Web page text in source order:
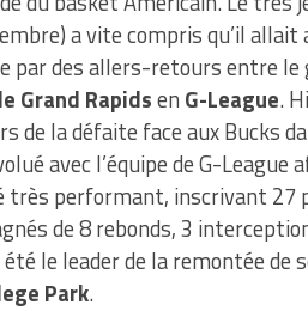
a vite compris qu’il
des allers-retours entre le
Grand Rapidsen G-League.
de la défaite face aux Bucks
avec l’équipe de G-League
très performant, inscrivant
de 8 rebonds, 3
été le leader de la remontée
Park.